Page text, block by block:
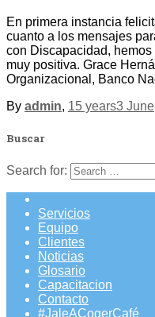
En primera instancia
cuanto a los mensajes
con Discapacidad,
muy positiva. Grace
Organizacional, Banco
By admin, 15 years3
Buscar
Search for:
Servicios
Equipo
Clientes
Noticias
Glosario
Capacitacion
Contacto
#JaleACogerCafé